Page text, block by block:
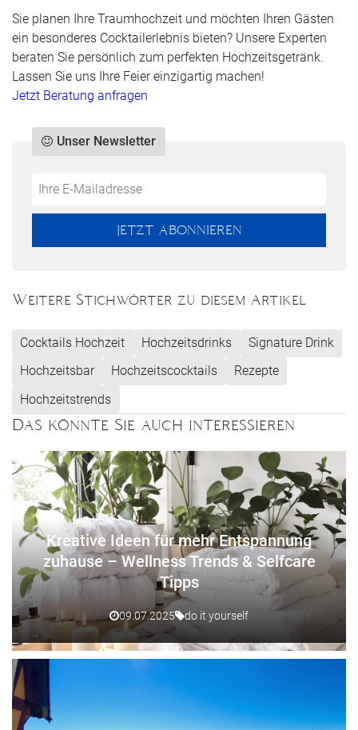
Sie planen Ihre Traumhochzeit und möchten Ihren Gästen
ein besonderes Cocktailerlebnis bieten? Unsere Experten
beraten Sie persönlich zum perfekten Hochzeitsgetränk.
Lassen Sie uns Ihre Feier einzigartig machen!
Jetzt Beratung anfragen
Do
Unser Newsletter
*Ihre
JETZT ABONNIEREN
Weitere Stichwörter zu diesem Artikel
Cocktails Hochzeit Hochzeitsdrinks
Signature Drink
Hochzeitsbar
Hochzeitscocktails
Rezepte
Hochzeitstrends
Das könnte Sie auch interessieren
Kreative Ideen für mehr Entspannung
zuhause – Wellness Trends & Selfcare
Tipps
09.07.2025 do it yourself